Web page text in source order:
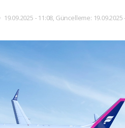
19.09.2025 - 11:08, Güncelleme: 19.09.2025